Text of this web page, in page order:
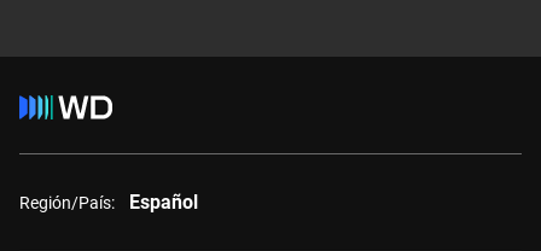
Región/País: Español